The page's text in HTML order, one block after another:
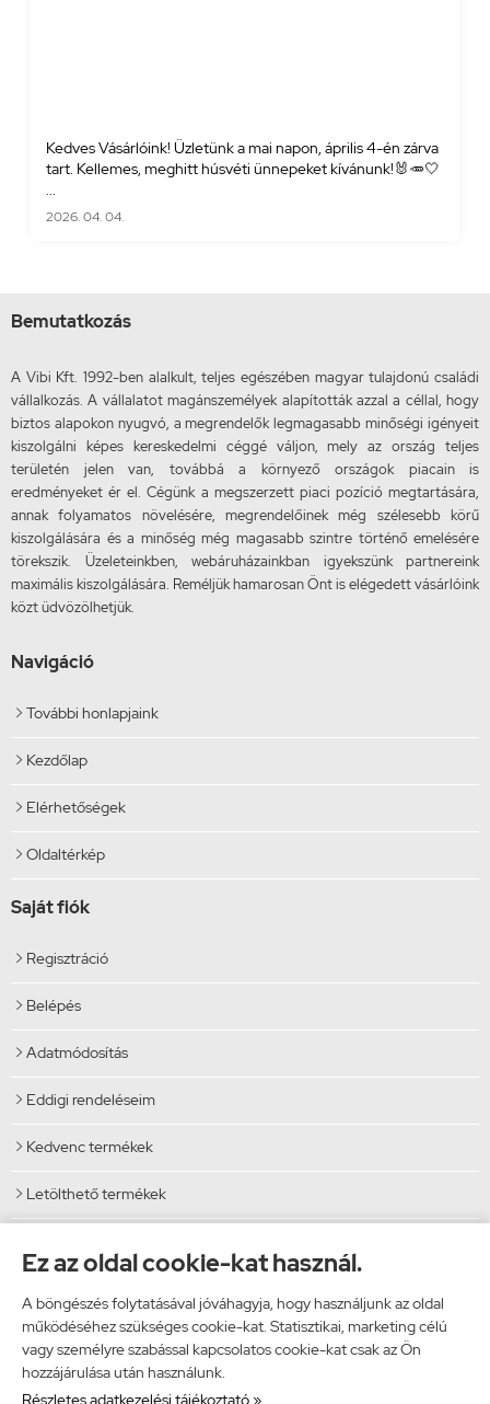
Ez az oldal cookie-kat használ.
A böngészés folytatásával jóváhagyja, hogy használjunk az oldal
működéséhez szükséges cookie-kat. Statisztikai, marketing célú
vagy személyre szabással kapcsolatos cookie-kat csak az Ön
hozzájárulása után használunk.
Részletes adatkezelési tájékoztató »
Kedves Vásárlóink! Üzletünk a mai napon, április 4-én zárva
tart. Kellemes, meghitt húsvéti ünnepeket kívánunk!🐰🥕🤍
...
2026. 04. 04.
Bemutatkozás
A Vibi Kft. 1992-ben alalkult, teljes egészében magyar tulajdonú családi
vállalkozás. A vállalatot magánszemélyek alapították azzal a céllal, hogy
biztos alapokon nyugvó, a megrendelők legmagasabb minőségi igényeit
kiszolgálni képes kereskedelmi céggé váljon, mely az ország teljes
területén jelen van, továbbá a környező országok piacain is
eredményeket ér el. Cégünk a megszerzett piaci pozíció megtartására,
annak folyamatos növelésére, megrendelőinek még szélesebb körű
kiszolgálására és a minőség még magasabb szintre történő emelésére
törekszik. Üzeleteinkben, webáruházainkban igyekszünk partnereink
maximális kiszolgálására. Reméljük hamarosan Önt is elégedett vásárlóink
közt üdvözölhetjük.
Navigáció
 További honlapjaink
 Kezdőlap
 Elérhetőségek
 Oldaltérkép
Saját fiók
 Regisztráció
 Belépés
 Adatmódosítás
 Eddigi rendeléseim
 Kedvenc termékek
 Letölthető termékek
Elérhetőségek
9024 Győr, Malomszéki utca 5.
Telefon: 06 96 444 600
E-mail: info@vibi.hu
Facebook